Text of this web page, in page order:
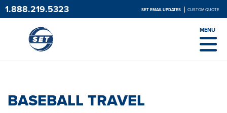
1.888.219.5323 SET EMAIL UPDATES CUSTOM QUOTE
MENU
BASEBALL TRAVEL PACKAGES
BASEBALL TRAVEL